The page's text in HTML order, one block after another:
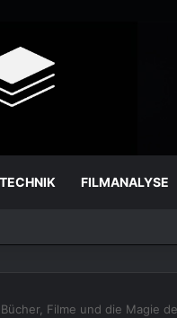
FILMANALYSE
Filme und die Magie